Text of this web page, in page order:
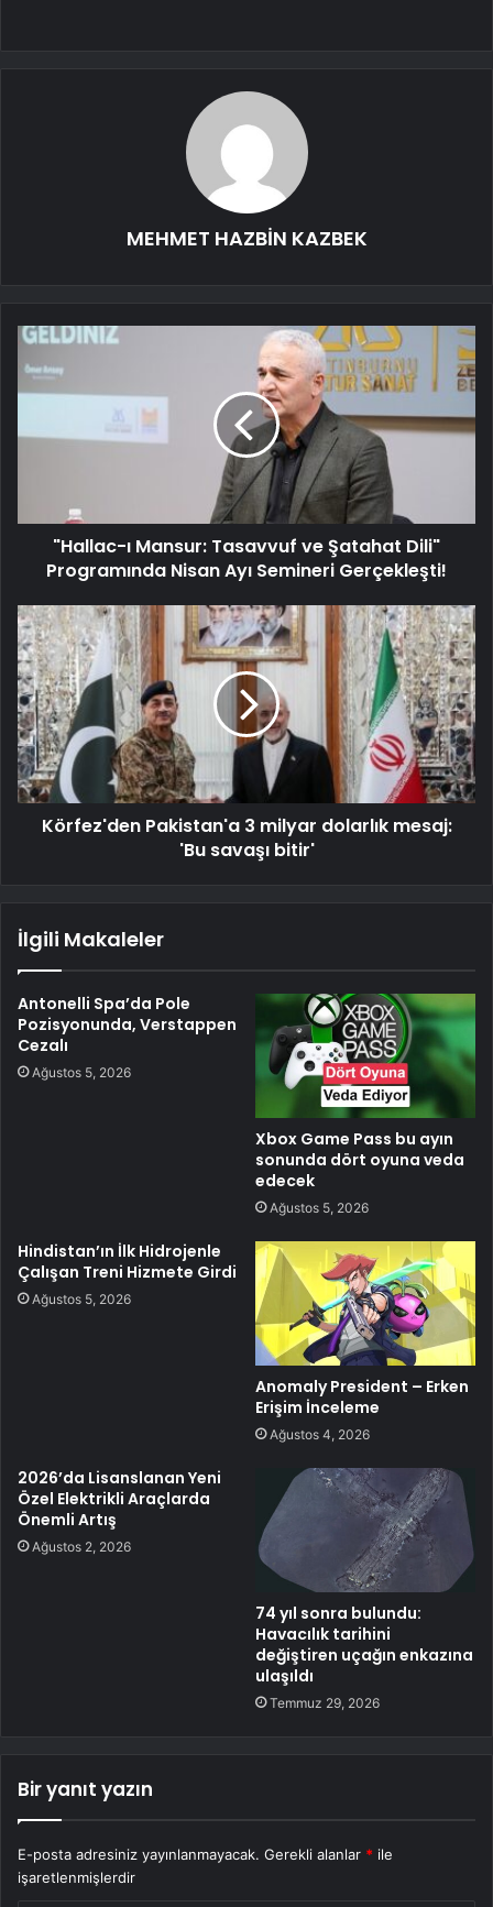
MEHMET HAZBİN KAZBEK
"Hallac-ı Mansur: Tasavvuf ve Şatahat Dili"
Programında Nisan Ayı Semineri Gerçekleşti!
Körfez'den Pakistan'a 3 milyar dolarlık mesaj:
'Bu savaşı bitir'
İlgili Makaleler
Antonelli Spa’da Pole
Pozisyonunda, Verstappen
Cezalı
Ağustos 5, 2026
Xbox Game Pass bu ayın
sonunda dört oyuna veda
edecek
Ağustos 5, 2026
Hindistan’ın İlk Hidrojenle
Çalışan Treni Hizmete Girdi
Ağustos 5, 2026
Anomaly President – Erken
Erişim İnceleme
Ağustos 4, 2026
2026’da Lisanslanan Yeni
Özel Elektrikli Araçlarda
Önemli Artış
Ağustos 2, 2026
74 yıl sonra bulundu:
Havacılık tarihini
değiştiren uçağın enkazına
ulaşıldı
Temmuz 29, 2026
Bir yanıt yazın
E-posta adresiniz yayınlanmayacak. Gerekli alanlar * ile
işaretlenmişlerdir